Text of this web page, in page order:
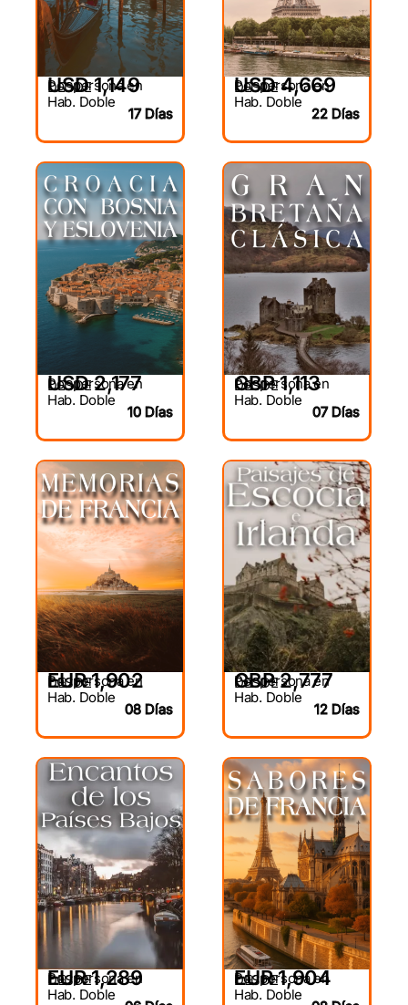
DESDE
USD 1,149
Por persona en
Hab. Doble
17 Días
DESDE
USD 4,669
Por persona en
Hab. Doble
22 Días
DESDE
USD 2,177
Por persona en
Hab. Doble
10 Días
DESDE
GBP 1,113
Por persona en
Hab. Doble
07 Días
DESDE
EUR 1,902
Por persona en
Hab. Doble
08 Días
DESDE
GBP 2,777
Por persona en
Hab. Doble
12 Días
DESDE
EUR 1,289
Por persona en
Hab. Doble
DESDE
EUR 1,904
Por persona en
Hab. Doble